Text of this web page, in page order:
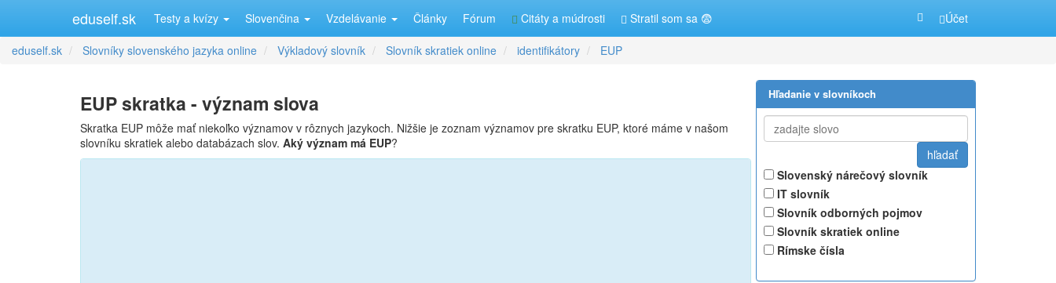
eduself.sk Testy a kvízy Slovenčina Vzdelávanie Články Fórum Citáty a múdrosti Stratil som sa 😨 Účet
eduself.sk Slovníky slovenského jazyka online Výkladový slovník Slovník skratiek online identifikátory EUP
EUP skratka - význam slova
Skratka EUP môže mať niekoľko významov v rôznych jazykoch. Nižšie je zoznam významov pre skratku EUP, ktoré máme v našom
slovníku skratiek alebo databázach slov. Aký význam má EUP?
Hľadanie v slovníkoch
Slovenský nárečový slovník
IT slovník
Slovník odborných pojmov
Slovník skratiek online
Rímske čísla